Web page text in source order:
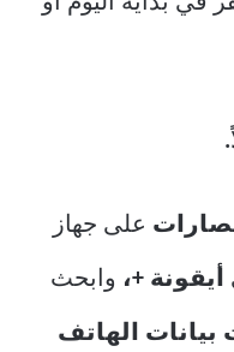
على جهاز
أيقونة +، وابحث
بيانات الهاتف